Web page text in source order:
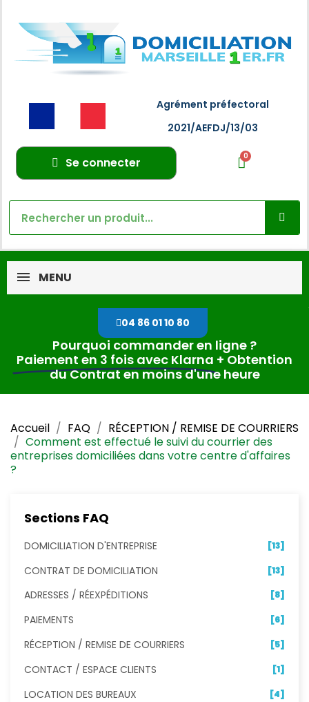
Agrément préfectoral
2021/AEFDJ/13/03
Se connecter
MENU
04 86 01 10 80
Pourquoi commander en ligne ?
Paiement en 3 fois avec Klarna + Obtention
du Contrat en moins d'une heure
Accueil FAQ
RÉCEPTION / REMISE DE COURRIERS
Comment est effectué le suivi du courrier des
entreprises domiciliées dans votre centre d'affaires
?
Sections FAQ
DOMICILIATION D'ENTREPRISE [13]
CONTRAT DE DOMICILIATION [13]
ADRESSES / RÉEXPÉDITIONS [8]
PAIEMENTS [6]
RÉCEPTION / REMISE DE COURRIERS [5]
CONTACT / ESPACE CLIENTS [1]
LOCATION DES BUREAUX [4]